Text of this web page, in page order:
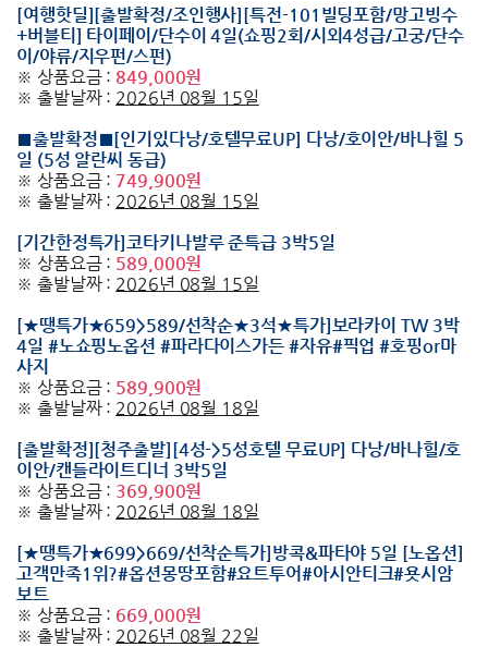
[여행핫딜][출발확정/조인행사][특전-101빌딩포함/망고빙수
+버블티] 타이페이/단수이 4일(쇼핑2회/시외4성급/고궁/단수
이/야류/지우펀/스펀)
※ 상품요금 : 849,000원
※ 출발날짜 : 2026년 08월 15일
■출발확정■[인기있다낭/호텔무료UP] 다낭/호이안/바나힐 5
일 (5성 알란씨 동급)
※ 상품요금 : 749,900원
※ 출발날짜 : 2026년 08월 15일
[기간한정특가]코타키나발루 준특급 3박5일
※ 상품요금 : 589,000원
※ 출발날짜 : 2026년 08월 15일
[★땡특가★659>589/선착순★3석★특가]보라카이 TW 3박
4일 #노쇼핑노옵션 #파라다이스가든 #자유#픽업 #호핑or마
사지
※ 상품요금 : 589,900원
※ 출발날짜 : 2026년 08월 18일
[출발확정][청주출발][4성->5성호텔 무료UP] 다낭/바나힐/호
이안/캔들라이트디너 3박5일
※ 상품요금 : 369,900원
※ 출발날짜 : 2026년 08월 18일
[★땡특가★699>669/선착순특가]방콕&파타야 5일 [노옵션]
고객만족1위?#옵션몽땅포함#요트투어#아시안티크#욧시암
보트
※ 상품요금 : 669,000원
※ 출발날짜 : 2026년 08월 22일